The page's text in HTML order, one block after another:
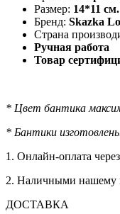
Размер: 14*11 см.
Бренд: Skazka
Страна
Ручная работа
Товар
* Цвет бантика
* Бантики
1. Онлайн-оплата
2. Наличными нашему
ДОСТАВКА